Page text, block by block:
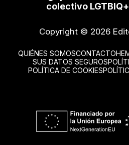
colectivo
Copyright © 2026
QUIÉNES SOMOSCONTACTO
SUS DATOS SEGUROS
POLÍTICA DE COOKIES